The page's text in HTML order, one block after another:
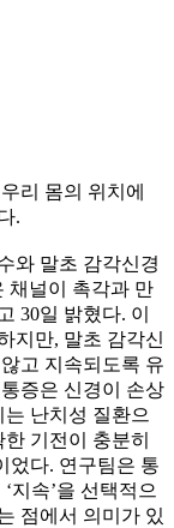
리 몸의 위치에
.
와 말초 감각신경
채널이 촉각과 만
30일 밝혔다. 이
지만, 말초 감각신
고 지속되도록 유
증은 신경이 손상
난치성 질환으
기전이 충분히
었다. 연구팀은 통
지속’을 선택적으
점에서 의미가 있